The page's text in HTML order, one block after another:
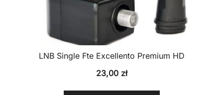
LNB Single Fte Excellento Premium HD
23,00 zł